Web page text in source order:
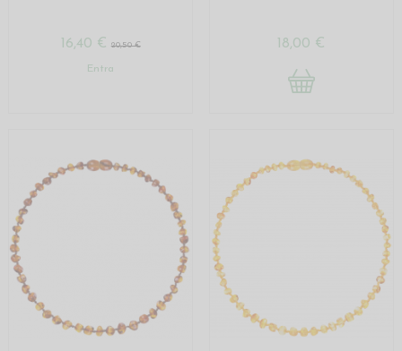
16,40 € 20,50 €
Entra
18,00 €